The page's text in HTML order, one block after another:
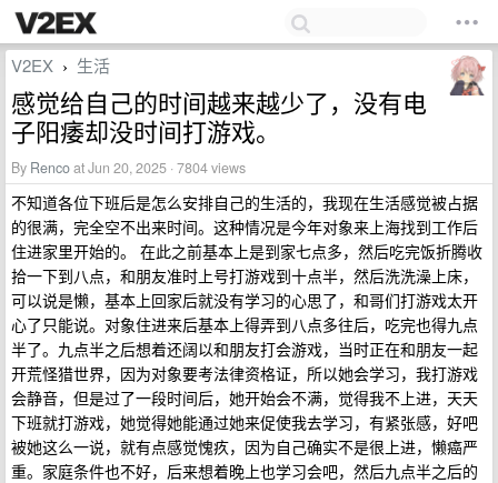
V2EX › 生活
感觉给自己的时间越来越少了，没有电
子阳痿却没时间打游戏。
By Rencoat Jun 20, 2025 · 7804 views
不知道各位下班后是怎么安排自己的生活的，我现在生活感觉被占据
的很满，完全空不出来时间。这种情况是今年对象来上海找到工作后
住进家里开始的。 在此之前基本上是到家七点多，然后吃完饭折腾收
拾一下到八点，和朋友准时上号打游戏到十点半，然后洗洗澡上床，
可以说是懒，基本上回家后就没有学习的心思了，和哥们打游戏太开
心了只能说。对象住进来后基本上得弄到八点多往后，吃完也得九点
半了。九点半之后想着还阔以和朋友打会游戏，当时正在和朋友一起
开荒怪猎世界，因为对象要考法律资格证，所以她会学习，我打游戏
会静音，但是过了一段时间后，她开始会不满，觉得我不上进，天天
下班就打游戏，她觉得她能通过她来促使我去学习，有紧张感，好吧
被她这么一说，就有点感觉愧疚，因为自己确实不是很上进，懒癌严
重。家庭条件也不好，后来想着晚上也学习会吧，然后九点半之后的